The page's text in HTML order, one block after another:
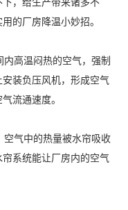
的厂房降温小妙招。
高温闷热的空气，强制
装负压风机，形成空气
流通速度。
空气中的热量被水帘吸收
系统能让厂房内的空气